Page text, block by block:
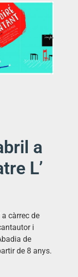
a
L’
a càrrec de
i
de
de 8 anys.